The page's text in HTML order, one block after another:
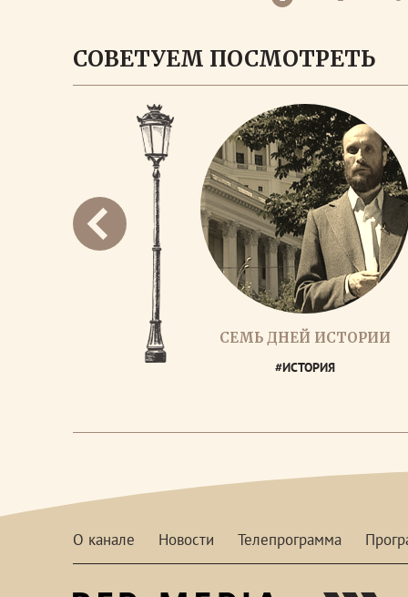
СОВЕТУЕМ ПОСМОТРЕТЬ
СЕМЬ ДНЕЙ ИСТОРИИ
#ИСТОРИЯ
О канале Новости Телепрограмма